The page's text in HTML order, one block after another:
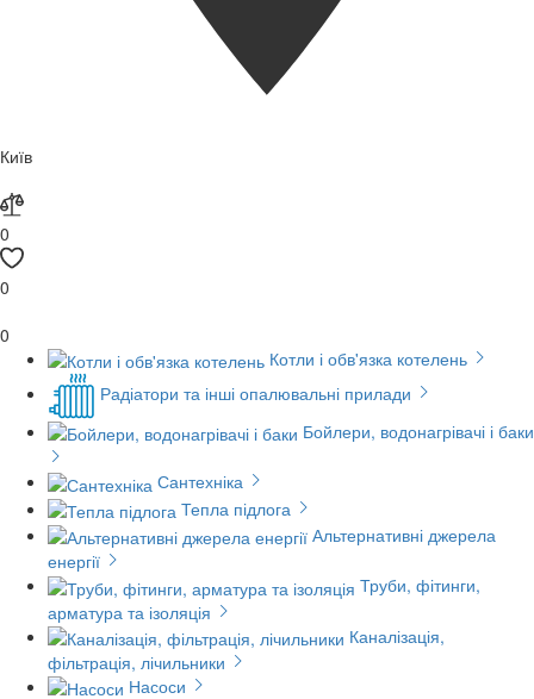
Київ
0
0
0
Котли і обв'язка котелень
Радіатори та інші опалювальні прилади
Бойлери, водонагрівачі і баки
Сантехніка
Тепла підлога
Альтернативні джерела
енергії
Труби, фітинги,
арматура та ізоляція
Каналізація,
фільтрація, лічильники
Насоси